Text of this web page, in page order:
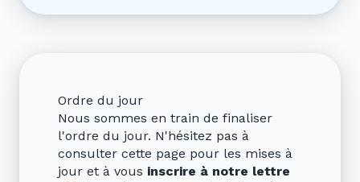
Ordre du jour
Nous sommes en train de finaliser
l'ordre du jour. N'hésitez pas à
consulter cette page pour les mises à
jour et à vous inscrire à notre lettre